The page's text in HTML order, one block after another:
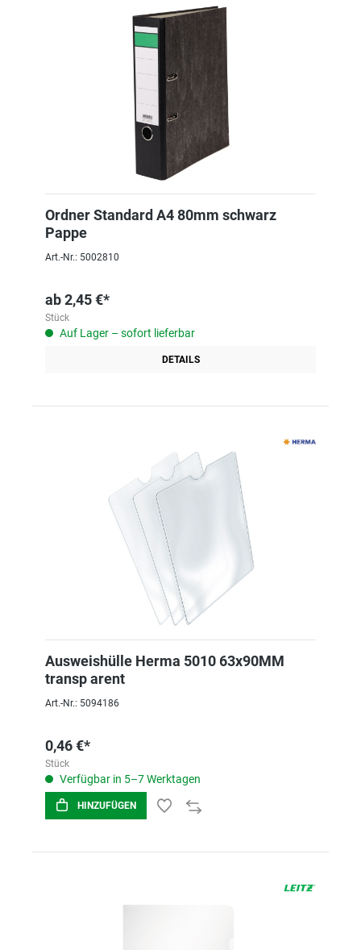
Ordner Standard A4 80mm schwarz
Pappe
Art.-Nr.: 5002810
ab2,45 €*
Stück
Auf Lager – sofort lieferbar
DETAILS
Ausweishülle Herma 5010 63x90MM
transp arent
Art.-Nr.: 5094186
0,46 €*
Stück
Verfügbar in 5–7 Werktagen
HINZUFÜGEN